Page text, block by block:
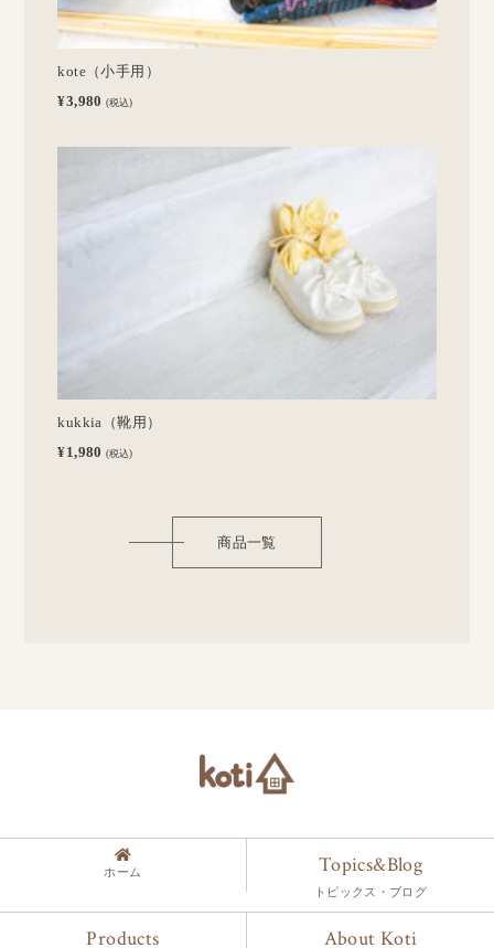
kote（小手用）
¥3,980(税込)
kukkia（靴用）
¥1,980(税込)
商品一覧
ホーム Topics&Blog
トピックス・ブログ
Products About Koti